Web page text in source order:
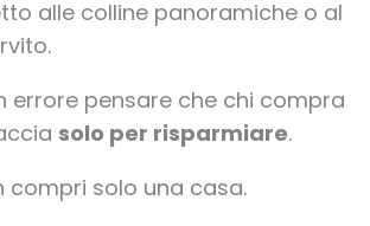
alle colline panoramiche o al
errore pensare che chi compra
solo per risparmiare.
compri solo una casa.